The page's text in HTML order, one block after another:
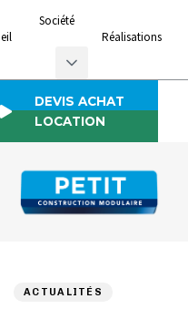
Société
Réalisations
DEVIS ACHAT
LOCATION
ACTUALITÉS